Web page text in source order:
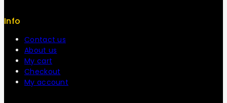
Info
Contact us
About us
My cart
Checkout
My account